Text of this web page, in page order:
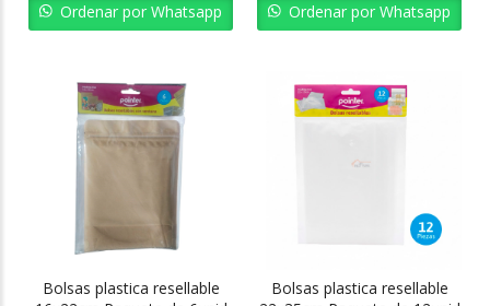
Ordenar por Whatsapp Ordenar por Whatsapp
Bolsas plastica resellable
Bolsas plastica resellable